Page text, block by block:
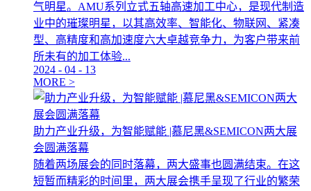
气明星。AMU系列立式五轴高速加工中心，是现代制造
业中的璀璨明星，以其高效率、智能化、物联网、紧凑
型、高精度和高加速度六大卓越竞争力，为客户带来前
所未有的加工体验...
2024 - 04 - 13
MORE >
助力产业升级，为智能赋能 |慕尼黑&SEMICON两大展
会圆满落幕
随着两场展会的同时落幕，两大盛事也圆满结束。在这
短暂而精彩的时间里，两大展会携手呈现了行业的繁荣